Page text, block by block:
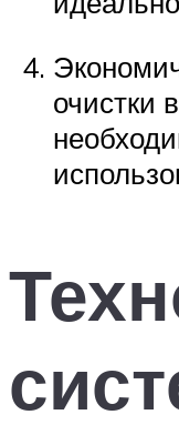
очистки